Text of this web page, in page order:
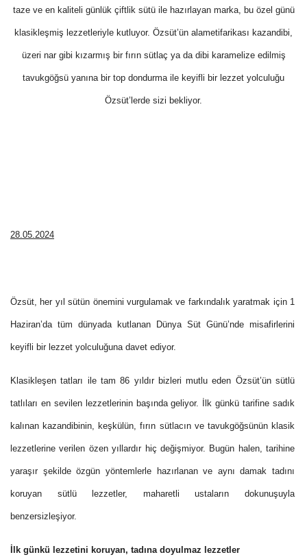
taze ve en kaliteli günlük çiftlik sütü ile hazırlayan marka, bu özel günü
klasikleşmiş lezzetleriyle kutluyor. Özsüt’ün alametifarikası kazandibi,
üzeri nar gibi kızarmış bir fırın sütlaç ya da dibi karamelize edilmiş
tavukgöğsü yanına bir top dondurma ile keyifli bir lezzet yolculuğu
Özsüt’lerde sizi bekliyor.
28.05.2024
Özsüt, her yıl sütün önemini vurgulamak ve farkındalık yaratmak için 1
Haziran’da tüm dünyada kutlanan Dünya Süt Günü’nde misafirlerini
keyifli bir lezzet yolculuğuna davet ediyor.
Klasikleşen tatları ile tam 86 yıldır bizleri mutlu eden Özsüt’ün sütlü
tatlıları en sevilen lezzetlerinin başında geliyor. İlk günkü tarifine sadık
kalınan kazandibinin, keşkülün, fırın sütlacın ve tavukgöğsünün klasik
lezzetlerine verilen özen yıllardır hiç değişmiyor. Bugün halen, tarihine
yaraşır şekilde özgün yöntemlerle hazırlanan ve aynı damak tadını
koruyan sütlü lezzetler, maharetli ustaların dokunuşuyla
benzersizleşiyor.
İlk günkü lezzetini koruyan, tadına doyulmaz lezzetler